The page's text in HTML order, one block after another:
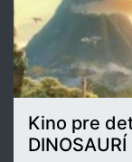
Kino pre
DINOSAURÍ